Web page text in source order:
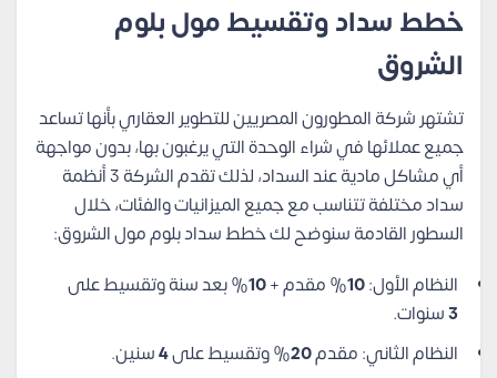
خطط سداد وتقسيط مول بلوم
الشروق
تشتهر شركة المطورون المصريين للتطوير العقاري بأنها تساعد
جميع عملائها في شراء الوحدة التي يرغبون بها، بدون مواجهة
أي مشاكل مادية عند السداد، لذلك تقدم الشركة 3 أنظمة
سداد مختلفة تتناسب مع جميع الميزانيات والفئات، خلال
السطور القادمة سنوضح لك خطط سداد بلوم مول الشروق:
النظام الأول:10% مقدم +10% بعد سنة وتقسيط على
3سنوات.
النظام الثاني: مقدم20% وتقسيط على4سنين.